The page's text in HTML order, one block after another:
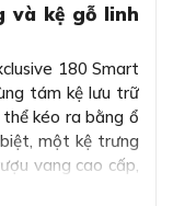
và kệ gỗ linh
180 Smart
tám kệ lưu trữ
kéo ra bằng ổ
một kệ trưng
vang cao cấp,